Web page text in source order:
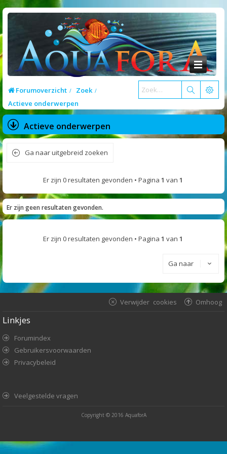
Forumoverzicht
Zoek
Actieve onderwerpen
Actieve onderwerpen
Ga naar uitgebreid zoeken
Er zijn 0 resultaten gevonden • Pagina 1 van 1
Er zijn geen resultaten gevonden.
Er zijn 0 resultaten gevonden • Pagina 1 van 1
Ga naar
Omhoog
Verwijder cookies
Linkjes
Forumindex
Gebruikersvoorwaarden
Privacybeleid
Veelgestelde vragen
Copyright © 2016 AquaforA